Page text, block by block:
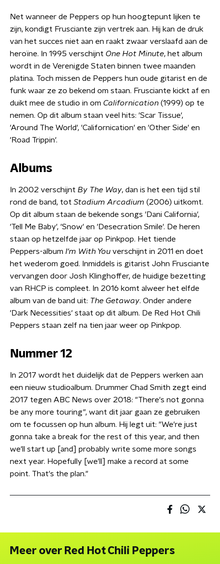
Net wanneer de Peppers op hun hoogtepunt lijken te
zijn, kondigt Frusciante zijn vertrek aan. Hij kan de druk
van het succes niet aan en raakt zwaar verslaafd aan de
heroïne. In 1995 verschijnt One Hot Minute, het album
wordt in de Verenigde Staten binnen twee maanden
platina. Toch missen de Peppers hun oude gitarist en de
funk waar ze zo bekend om staan. Frusciante kickt af en
duikt mee de studio in om Californication (1999) op te
nemen. Op dit album staan veel hits: 'Scar Tissue',
'Around The World', 'Californication' en 'Other Side' en
'Road Trippin'.
Albums
In 2002 verschijnt By The Way, dan is het een tijd stil
rond de band, tot Stadium Arcadium (2006) uitkomt.
Op dit album staan de bekende songs 'Dani California',
'Tell Me Baby', 'Snow' en 'Desecration Smile'. De heren
staan op hetzelfde jaar op Pinkpop. Het tiende
Peppers-album I'm With You verschijnt in 2011 en doet
het wederom goed. Inmiddels is gitarist John Frusciante
vervangen door Josh Klinghoffer, de huidige bezetting
van RHCP is compleet. In 2016 komt alweer het elfde
album van de band uit: The Getaway. Onder andere
'Dark Necessities' staat op dit album. De Red Hot Chili
Peppers staan zelf na tien jaar weer op Pinkpop.
Nummer 12
In 2017 wordt het duidelijk dat de Peppers werken aan
een nieuw studioalbum. Drummer Chad Smith zegt eind
2017 tegen ABC News over 2018: "There's not gonna
be any more touring", want dit jaar gaan ze gebruiken
om te focussen op hun album. Hij legt uit: "We're just
gonna take a break for the rest of this year, and then
we'll start up [and] probably write some more songs
next year. Hopefully [we'll] make a record at some
point. That's the plan."
Meer over Red Hot Chili Peppers